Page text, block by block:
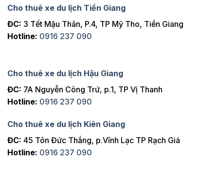
Cho thuê xe du lịch Tiền Giang
ĐC: 3 Tết Mậu Thân, P.4, TP Mỹ Tho, Tiền Giang
Hotline: 0916 237 090
Cho thuê xe du lịch Hậu Giang
ĐC: 7A Nguyễn Công Trứ, p.1, TP Vị Thanh
Hotline: 0916 237 090
Cho thuê xe du lịch Kiên Giang
ĐC: 45 Tôn Đức Thắng, p.Vĩnh Lạc TP Rạch Giá
Hotline: 0916 237 090